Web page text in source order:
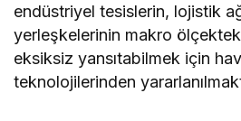
endüstriyel tesislerin, lojistik
yerleşkelerinin makro
eksiksiz yansıtabilmek için
teknolojilerinden